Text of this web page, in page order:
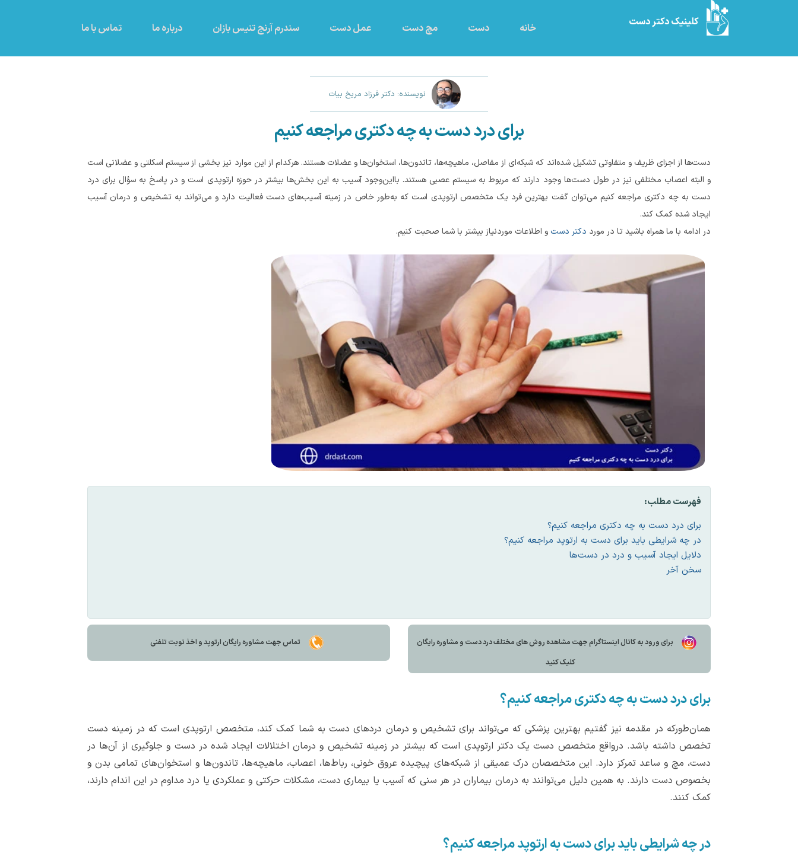
خانه دست مچ دست عمل دست سندرم آرنج تنیس بازان درباره ما تماس با ما کلینیک دکتر دست
نویسنده: دکتر فرزاد مریخ بیات
برای درد دست به چه دکتری مراجعه کنیم
دست‌ها از اجزای ظریف و متفاوتی تشکیل شده‌اند که شبکه‌ای از مفاصل، ماهیچه‌ها، تاندون‌ها، استخوان‌ها و عضلات هستند. هرکدام از این موارد نیز بخشی از سیستم اسکلتی و عضلانی است
و البته اعصاب مختلفی نیز در طول دست‌ها وجود دارند که مربوط به سیستم عصبی هستند. بااین‌وجود آسیب به این بخش‌ها بیشتر در حوزه ارتوپدی است و در پاسخ به سؤال برای درد
دست به چه دکتری مراجعه کنیم می‌توان گفت بهترین فرد یک متخصص ارتوپدی است که به‌طور خاص در زمینه آسیب‌های دست فعالیت دارد و می‌تواند به تشخیص و درمان آسیب
ایجاد شده کمک کند.
در ادامه با ما همراه باشید تا در مورد دکتر دست و اطلاعات موردنیاز بیشتر با شما صحبت کنیم.
فهرست مطلب:
برای درد دست به چه دکتری مراجعه کنیم؟
در چه شرایطی باید برای دست به ارتوپد مراجعه کنیم؟
دلایل ایجاد آسیب و درد در دست‌ها
سخن آخر
برای ورود به کانال اينستاگرام جهت مشاهده روش های مختلف درد دست و مشاوره رايگان
کليک کنيد
تماس جهت مشاوره رايگان ارتوپد و اخذ نوبت تلفنی
برای درد دست به چه دکتری مراجعه کنیم؟
همان‌طورکه در مقدمه نیز گفتیم بهترین پزشکی که می‌تواند برای تشخیص و درمان دردهای دست به شما کمک کند، متخصص ارتوپدی است که در زمینه دست
تخصص داشته باشد. درواقع متخصص دست یک دکتر ارتوپدی است که بیشتر در زمینه تشخیص و درمان اختلالات ایجاد شده در دست و جلوگیری از آن‌ها در
دست، مچ و ساعد تمرکز دارد. این متخصصان درک عمیقی از شبکه‌های پیچیده عروق خونی، رباط‌ها، اعصاب، ماهیچه‌ها، تاندون‌ها و استخوان‌های تمامی بدن و
بخصوص دست دارند. به همین دلیل می‌توانند به درمان بیماران در هر سنی که آسیب یا بیماری دست، مشکلات حرکتی و عملکردی یا درد مداوم در این اندام دارند،
کمک کنند.
در چه شرایطی باید برای دست به ارتوپد مراجعه کنیم؟